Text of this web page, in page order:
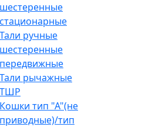
шестеренные
стационарные
Тали ручные
шестеренные
передвижные
Тали рычажные
ТШР
Кошки тип "А"(не
приводные)/тип